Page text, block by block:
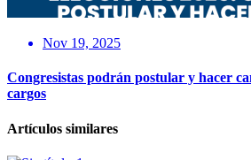
Nov 19, 2025
Congresistas podrán postular y hacer
cargos
Artículos similares